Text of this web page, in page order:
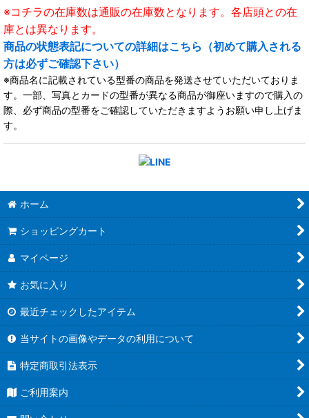
※コチラの在庫数は通販の在庫数となります。各店頭との在
庫とは異なります。
商品の状態表記についての詳細はこちら（初めて購入される
方は必ずご確認下さい）
※商品名に記載されている型番の商品を発送させていただいておりま
す。一部、写真とカードの型番が異なる商品が御座いますので購入の
際、必ず商品の型番をご確認していただきますようお願い申し上げま
す。
ホーム
ショッピングカート
マイページ
お気に入り
最近チェックしたアイテム
当サイトの画像やデータの利用について
特定商取引法表示
ご利用案内